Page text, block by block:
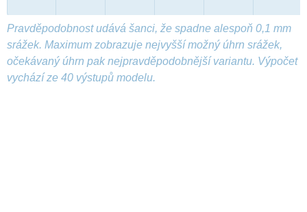
Pravděpodobnost udává šanci, že spadne alespoň 0,1 mm
srážek. Maximum zobrazuje nejvyšší možný úhrn srážek,
očekávaný úhrn pak nejpravděpodobnější variantu. Výpočet
vychází ze 40 výstupů modelu.